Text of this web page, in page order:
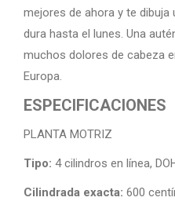
mejores de ahora y te dibuja
dura hasta el lunes. Una
muchos dolores de cabeza
Europa.
ESPECIFICACIONES
PLANTA MOTRIZ
Tipo: 4 cilindros en línea,
Cilindrada exacta: 600